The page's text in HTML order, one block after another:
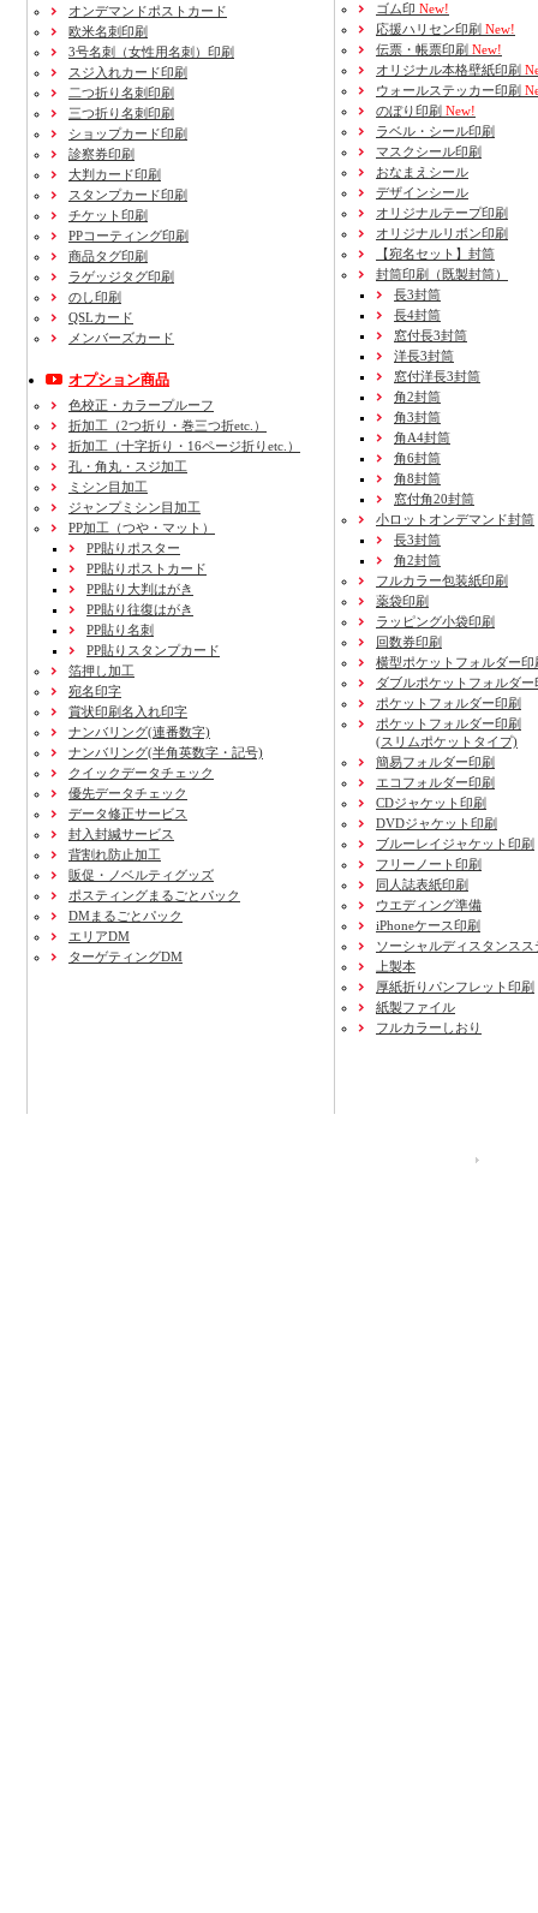
オンデマンドポストカード
欧米名刺印刷
3号名刺
（女性用名刺） 印刷
スジ入れカード印刷
二つ折り名刺印刷
三つ折り名刺印刷
ショップカード印刷
診察券印刷
大判カード印刷
スタンプカード印刷
チケット印刷
PPコーティング印刷
商品タグ印刷
ラゲッジタグ印刷
のし印刷
QSLカード
メンバーズカード
オプション商品
色校正・カラープルーフ
折加工 （2つ折り・巻三つ折etc.）
折加工 （十字折り・16ページ折りetc.）
孔・角丸・スジ加工
ミシン目加工
ジャンプミシン目加工
PP加工 （つや・マット）
PP貼りポスター
PP貼りポストカード
PP貼り大判はがき
PP貼り往復はがき
PP貼り名刺
PP貼りスタンプカード
箔押し加工
宛名印字
賞状印刷名入れ印字
ナンバリング(連番数字)
ナンバリング(半角英数字・記号)
クイックデータチェック
優先データチェック
データ修正サービス
封入封緘サービス
背割れ防止加工
販促・ノベルティグッズ
ポスティングまるごとパック
DMまるごとパック
エリアDM
ターゲティングDM
ゴム印 New!
応援ハリセン印刷 New!
伝票・帳票印刷 New!
オリジナル本格壁紙印刷
ウォールステッカー印刷
のぼり印刷 New!
ラベル・シール印刷
マスクシール印刷
おなまえシール
デザインシール
オリジナルテープ印刷
オリジナルリボン印刷
【宛名セット】封筒
封筒印刷
（既製封筒）
長3封筒
長4封筒
窓付長3封筒
洋長3封筒
窓付洋長3封筒
角2封筒
角3封筒
角A4封筒
角6封筒
角8封筒
窓付角20封筒
小ロットオンデマンド封筒
長3封筒
角2封筒
フルカラー包装紙印刷
薬袋印刷
ラッピング小袋印刷
回数券印刷
横型ポケットフォルダー印
ダブルポケットフォルダー
ポケットフォルダー印刷
ポケットフォルダー印刷
(スリムポケットタイプ)
簡易フォルダー印刷
エコフォルダー印刷
CDジャケット印刷
DVDジャケット印刷
ブルーレイジャケット印刷
フリーノート印刷
同人誌表紙印刷
ウエディング準備
iPhoneケース印刷
ソーシャルディスタンスス
上製本
厚紙折りパンフレット印刷
紙製ファイル
フルカラーしおり